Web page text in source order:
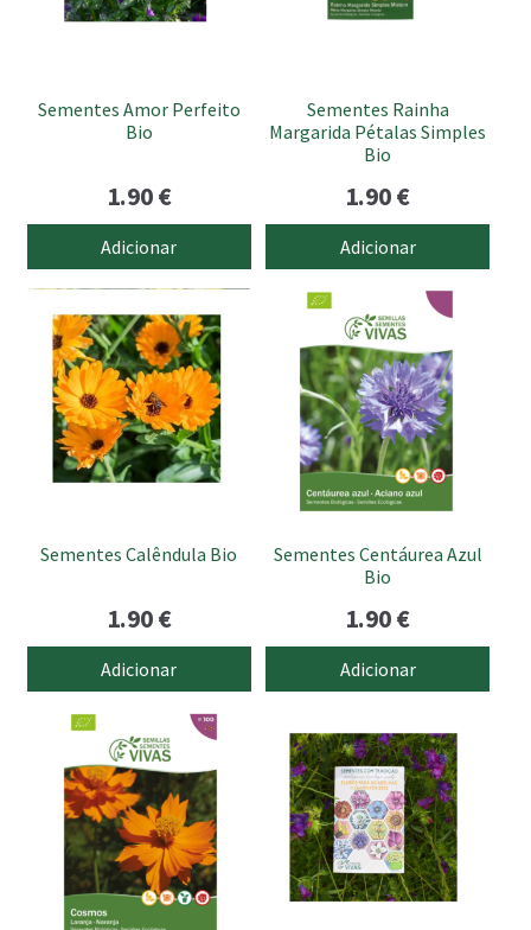
Sementes Amor Perfeito
Bio
1.90€
Adicionar
Sementes Rainha
Margarida Pétalas Simples
Bio
1.90€
Adicionar
Sementes Calêndula Bio
1.90€
Adicionar
Sementes Centáurea Azul
Bio
1.90€
Adicionar